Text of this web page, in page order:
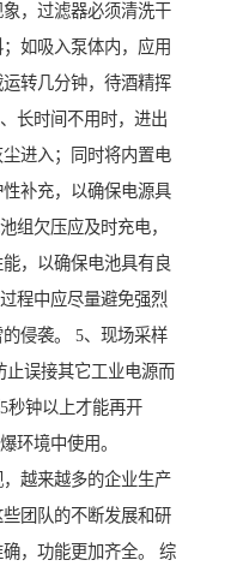
，过滤器必须清洗干
如吸入泵体内，应用
转几分钟，待酒精挥
长时间不用时，进出
进入；同时将内置电
补充，以确保电源具
组欠压应及时充电，
，以确保电池具有良
程中应尽量避免强烈
侵袭。 5、现场采样
止误接其它工业电源而
秒钟以上才能再开
环境中使用。
越来越多的企业生产
团队的不断发展和研
，功能更加齐全。 综